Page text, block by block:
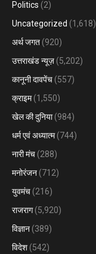
Politics (2)
Uncategorized (1,618)
अर्थ जगत (920)
उत्तराखंड न्यूज़ (5,202)
कानूनी दावपेंच (557)
क्राइम(1,550)
खेल की दुनिया(984)
धर्म एवं अध्यात्म(744)
नारी मंच (288)
मनोरंजन (712)
युवमंच (216)
राजराग(5,920)
विज्ञान (389)
विदेश (542)